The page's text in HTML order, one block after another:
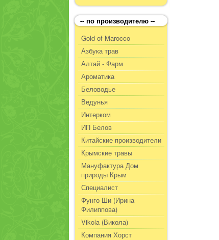
-- по производителю --
Gold of Marocco
Азбука трав
Алтай - Фарм
Ароматика
Беловодье
Ведунья
Интерком
ИП Белов
Китайские производители
Крымские травы
Мануфактура Дом
природы Крым
Специалист
Фунго Ши (Ирина
Филиппова)
Vikola (Викола)
Компания Хорст